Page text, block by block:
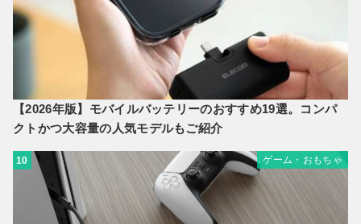
【2026年版】モバイルバッテリーのおすすめ19選。コンパ
クトかつ大容量の人気モデルもご紹介
10 ゲーム・おもちゃ